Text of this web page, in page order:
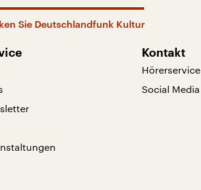
Sie Deutschlandfunk Kultur
Kontakt
Hörerservice
Social Media